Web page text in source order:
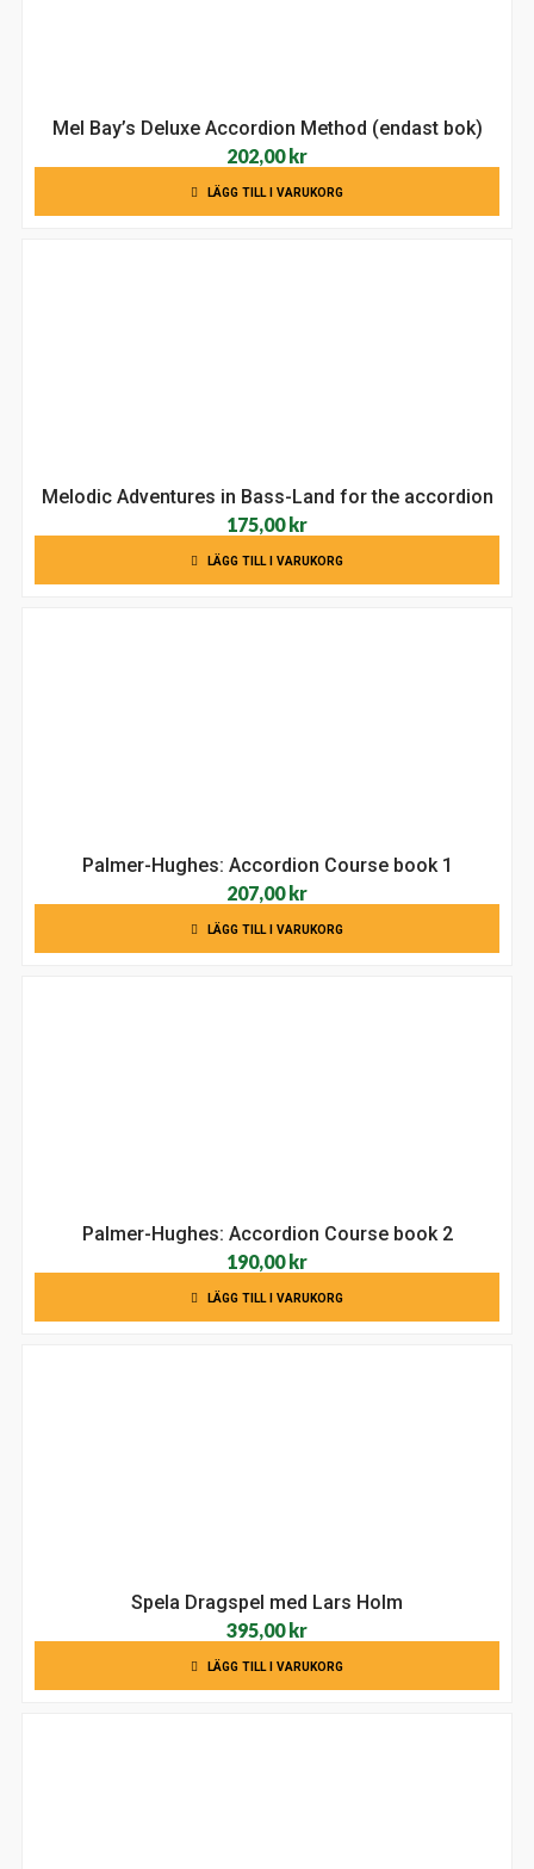
Mel Bay’s Deluxe Accordion Method (endast bok)
202,00kr
LÄGG TILL I VARUKORG
Melodic Adventures in Bass-Land for the accordion
175,00kr
LÄGG TILL I VARUKORG
Palmer-Hughes: Accordion Course book 1
207,00kr
LÄGG TILL I VARUKORG
Palmer-Hughes: Accordion Course book 2
190,00kr
LÄGG TILL I VARUKORG
Spela Dragspel med Lars Holm
395,00 kr
LÄGG TILL I VARUKORG